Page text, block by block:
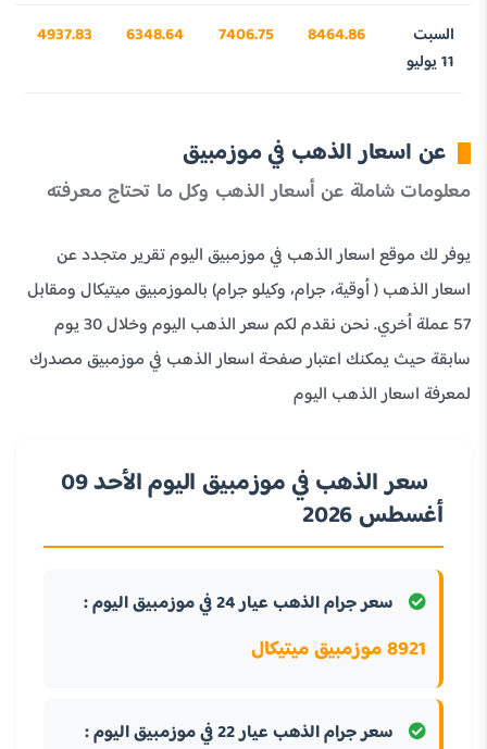
السبت
11 يوليو
8464.86
7406.75
6348.64
4937.83
عن اسعار الذهب في موزمبيق
معلومات شاملة عن أسعار الذهب وكل ما تحتاج معرفته
يوفر لك موقع اسعار الذهب في موزمبيق اليوم تقرير متجدد عن
اسعار الذهب ( أوقية، جرام، وكيلو جرام) بالموزمبيق ميتيكال ومقابل
57 عملة أخري. نحن نقدم لكم سعر الذهب اليوم وخلال 30 يوم
سابقة حيث يمكنك اعتبار صفحة اسعار الذهب في موزمبيق مصدرك
لمعرفة اسعار الذهب اليوم
سعر الذهب في موزمبيق اليوم الأحد 09
أغسطس 2026
سعر جرام الذهب عيار 24 في موزمبيق اليوم :
8921 موزمبيق ميتيكال
سعر جرام الذهب عيار 22 في موزمبيق اليوم :